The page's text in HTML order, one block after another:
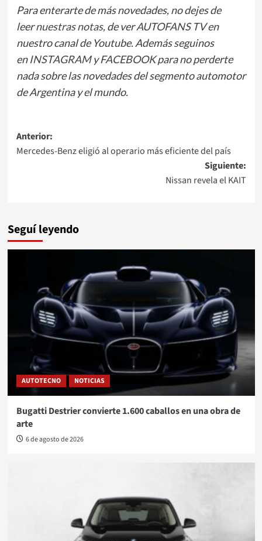
Para enterarte de más novedades, no dejes de
leernuestras notas, de verAUTOFANS TVen
nuestro canal de Youtube. Además seguinos
enINSTAGRAMyFACEBOOKpara no perderte
nada sobre las novedades del segmento automotor
de Argentina y el mundo.
Navegación
de
Anterior:
Mercedes-Benz eligió al operario más eficiente del país
Siguiente:
Nissan revela el KAIT
Seguí leyendo
AUTOTECNO NOTICIAS
Bugatti Destrier convierte 1.600 caballos en una obra de
arte
6 de agosto de 2026